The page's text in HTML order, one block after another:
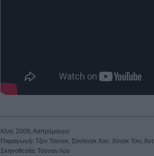
Κίνα, 2009, Ασπρόμαυρο
Παραγωγή: Τζον Τσονγκ, Σανπινγκ Χαν, Χονγκ Τσιν,
Σκηνοθεσία: Τσουαν Λου